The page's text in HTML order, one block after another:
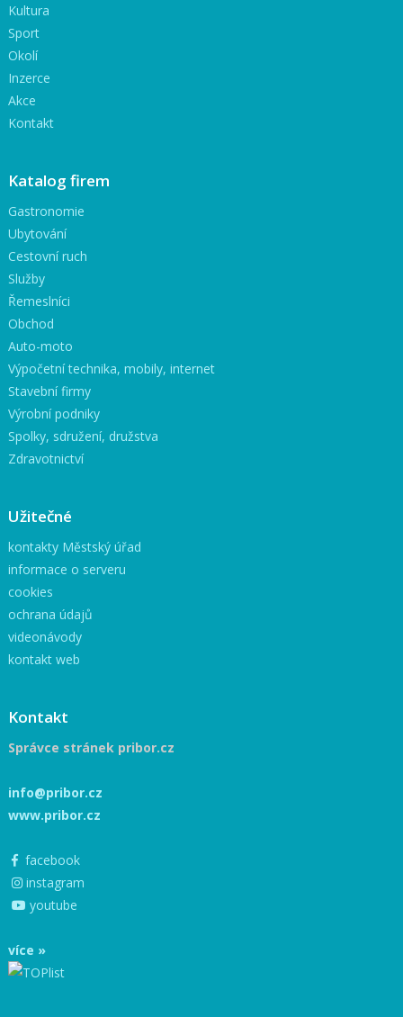
Kultura
Sport
Okolí
Inzerce
Akce
Kontakt
Katalog firem
Gastronomie
Ubytování
Cestovní ruch
Služby
Řemeslníci
Obchod
Auto-moto
Výpočetní technika, mobily, internet
Stavební firmy
Výrobní podniky
Spolky, sdružení, družstva
Zdravotnictví
Užitečné
kontakty Městský úřad
informace o serveru
cookies
ochrana údajů
videonávody
kontakt web
Kontakt
Správce stránek pribor.cz
info@pribor.cz
www.pribor.cz
facebook
instagram
youtube
více »